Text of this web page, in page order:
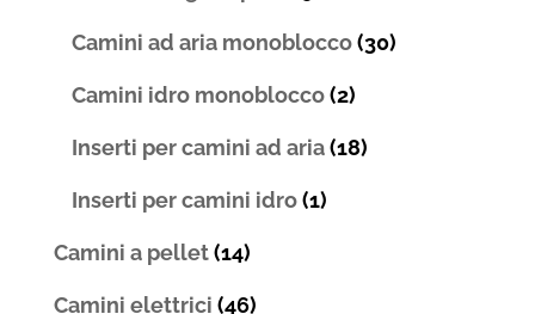
Camini ad aria monoblocco (30)
Camini idro monoblocco (2)
Inserti per camini ad aria (18)
Inserti per camini idro (1)
Camini a pellet (14)
Camini elettrici (46)